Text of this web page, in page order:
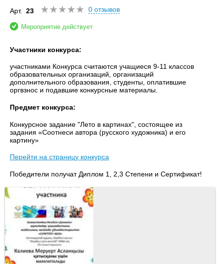
Арт. 23 0 отзывов
Мероприятие действует
Участники конкурса:
участниками Конкурса считаются учащиеся 9-11 классов
образовательных организаций, организаций
дополнительного образования, студенты, оплатившие
оргвзнос и подавшие конкурсные материалы.
Предмет конкурса:
Конкурсное задание "Лето в картинах", состоящее из
задания «Соотнеси автора (русского художника) и его
картину»
Перейти на страницу конкурса
Победители получат Диплом 1, 2,3 Степени и Сертификат!